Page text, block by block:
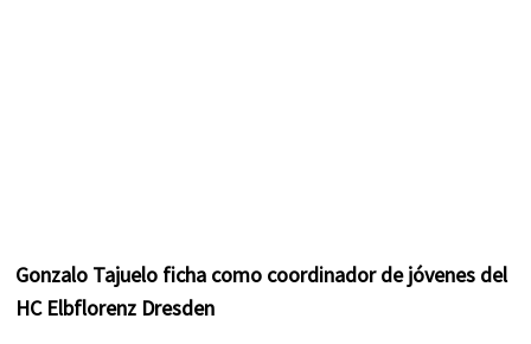
Gonzalo Tajuelo ficha como coordinador de jóvenes del
HC Elbflorenz Dresden